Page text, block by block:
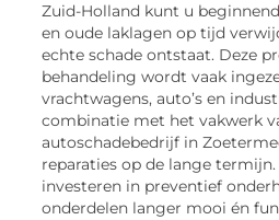
Zuid-Holland kunt u
en oude laklagen op tijd
echte schade ontstaat. Deze
behandeling wordt vaak
vrachtwagens, auto’s en
combinatie met het vakwerk
autoschadebedrijf in
reparaties op de lange
investeren in preventief
onderdelen langer mooi én